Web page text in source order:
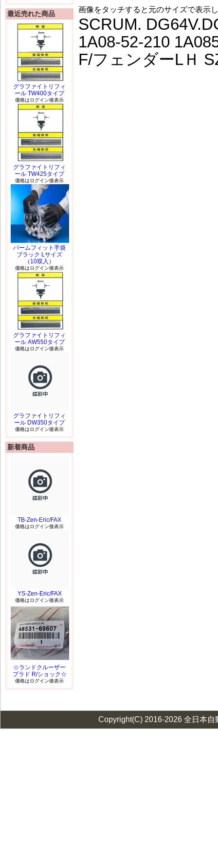
画像をタッチすると元のサイズで表示
SCRUM.
1A08-52-210
F/フェンダーLＨ
最近売れた商品
グラファイトリフィ
ール TW400タイプ
価格はログイン後表示
グラファイトリフィ
ール TW425タイプ
価格はログイン後表示
パームフィット手袋
ブラック Lサイズ
（10双入）
価格はログイン後表示
グラファイトリフィ
ール AW550タイプ
価格はログイン後表示
グラファイトリフィ
ール DW350タイプ
価格はログイン後表示
新着商品
TB-Zen-Eric/FAX
価格はログイン後表示
YS-Zen-Eric/FAX
価格はログイン後表示
☆ランドクルーザー
プラド R/ショック☆
価格はログイン後表示
Copyright(C) 2016-2026 全日本